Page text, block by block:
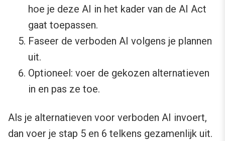
hoe je deze AI in het kader van de AI Act
gaat toepassen.
Faseer de verboden AI volgens je plannen
uit.
Optioneel: voer de gekozen alternatieven
in en pas ze toe.
Als je alternatieven voor verboden AI invoert,
dan voer je stap 5 en 6 telkens gezamenlijk uit.